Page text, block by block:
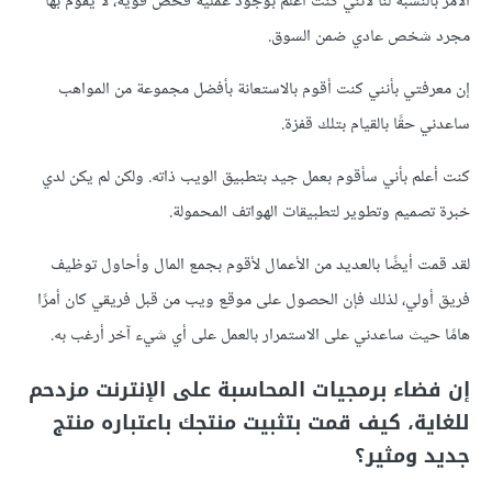
مجرد شخص عادي ضمن السوق.
إن معرفتي بأنني كنت أقوم بالاستعانة بأفضل مجموعة من المواهب
ساعدني حقًا بالقيام بتلك قفزة.
كنت أعلم بأني سأقوم بعمل جيد بتطبيق الويب ذاته. ولكن لم يكن لدي
خبرة تصميم وتطوير لتطبيقات الهواتف المحمولة.
لقد قمت أيضًا بالعديد من الأعمال لأقوم بجمع المال وأحاول توظيف
فريق أولي، لذلك فإن الحصول على موقع ويب من قبل فريقي كان أمرًا
هامًا حيث ساعدني على الاستمرار بالعمل على أي شيء آخر أرغب به.
إن فضاء برمجيات المحاسبة على الإنترنت مزدحم
للغاية، كيف قمت بتثبيت منتجك باعتباره منتج
جديد ومثير؟